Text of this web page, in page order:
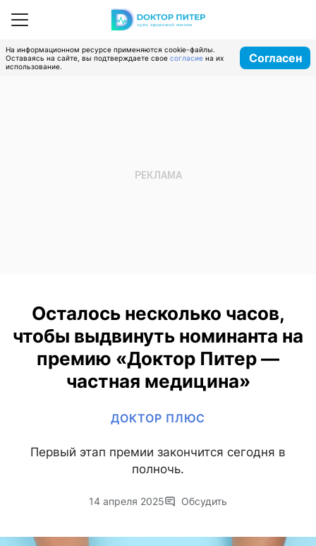
На информационном ресурсе применяются cookie-файлы.
Оставаясь на сайте, вы подтверждаете свое согласие на их
использование.
Согласен
Осталось несколько часов,
чтобы выдвинуть номинанта на
премию «Доктор Питер —
частная медицина»
ДОКТОР ПЛЮС
Первый этап премии закончится сегодня в
полночь.
14 апреля 2025 Обсудить